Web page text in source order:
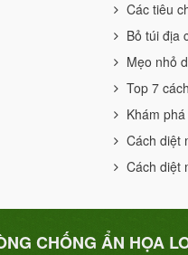
Các tiêu
Bỏ túi địa
Mẹo nhỏ
Top 7
Khám
Cách diệt
Cách diệt
CHỐNG ẨN HỌA